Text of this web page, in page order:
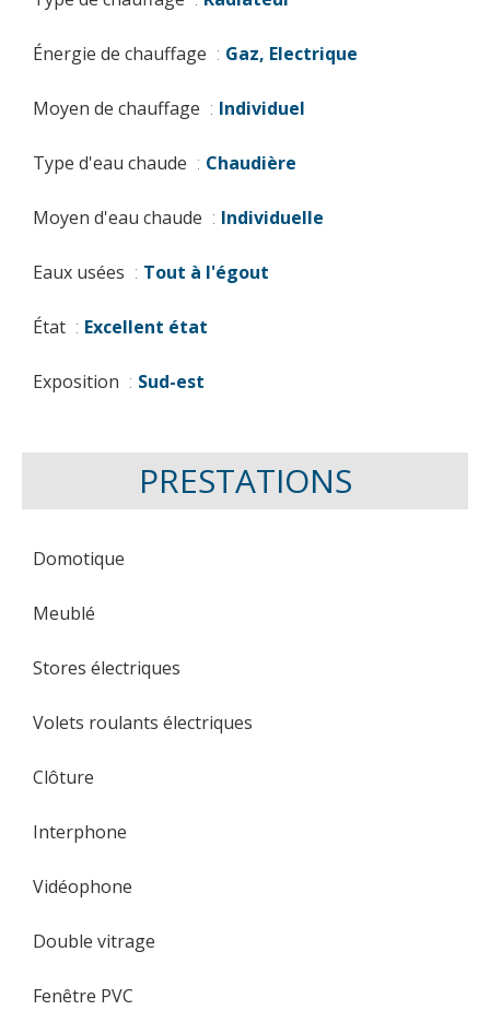
Énergie de chauffage Gaz, Electrique
Moyen de chauffage Individuel
Type d'eau chaude Chaudière
Moyen d'eau chaude Individuelle
Eaux usées Tout à l'égout
État Excellent état
Exposition Sud-est
PRESTATIONS
Domotique
Meublé
Stores électriques
Volets roulants électriques
Clôture
Interphone
Vidéophone
Double vitrage
Fenêtre PVC